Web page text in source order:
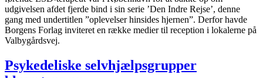
udgivelsen afdet fjerde bind i sin serie ’Den Indre Rejse’, denne
gang med undertitlen ”oplevelser hinsides hjernen”. Derfor havde
Borgens Forlag inviteret en række medier til reception i lokalerne på
Valbygårdsvej.
Psykedeliske selvhjælpsgrupper